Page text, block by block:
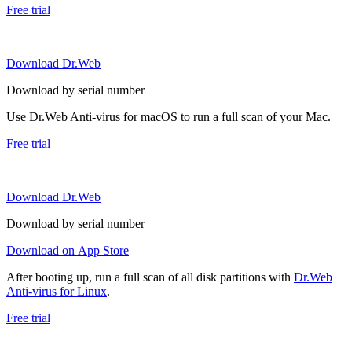
Free trial
Download Dr.Web
Download by serial number
Use Dr.Web Anti-virus for macOS to run a full scan of your Mac.
Free trial
Download Dr.Web
Download by serial number
Download on App Store
After booting up, run a full scan of all disk partitions with Dr.Web
Anti-virus for Linux.
Free trial